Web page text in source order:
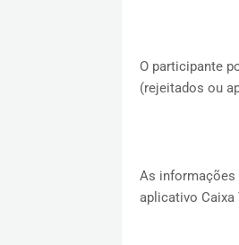
O participante
(rejeitados ou
As informações
aplicativo